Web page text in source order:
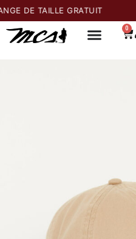
TAILLE GRATUIT
0